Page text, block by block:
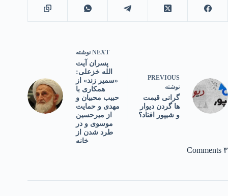
PREVIOUS
نوشته
گرانی قیمت
ها گردن دیوار
و شیپور افتاد؟
NEXT نوشته
پسران آیت
الله خزعلی:
«سمیر زند» از
همکاری با
حبیب محبیان و
مهدی و حمایت
از میرحسین
موسوی و در
طرد شدن از
خانه
۳ Comments